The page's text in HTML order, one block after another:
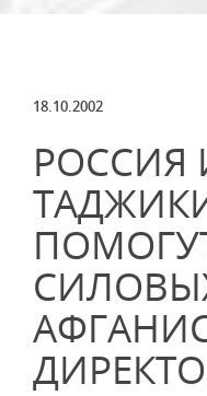
18.10.2002
РОССИЯ